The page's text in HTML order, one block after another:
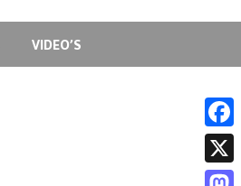
VIDEO’S
F
a
X